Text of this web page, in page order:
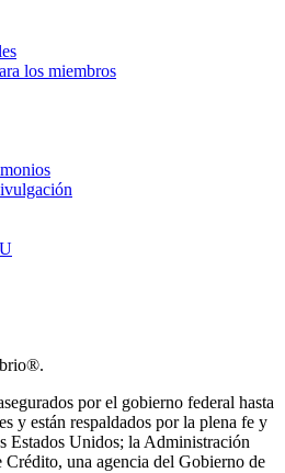
los miembros
por el gobierno federal hasta
y están respaldados por la plena fe y
Estados Unidos; la Administración
una agencia del Gobierno de